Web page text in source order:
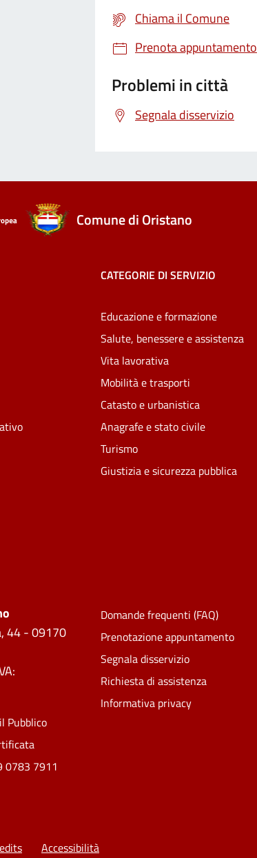
Chiama il Comune
Prenota appuntamento
Problemi in città
Segnala disservizio
Comune di Oristano
CATEGORIE DI SERVIZIO
Educazione e formazione
Salute, benessere e assistenza
Vita lavorativa
Mobilità e trasporti
Catasto e urbanistica
Anagrafe e stato civile
Turismo
Giustizia e sicurezza pubblica
44 - 09170
Pubblico
0783 7911
Domande frequenti (FAQ)
Prenotazione appuntamento
Segnala disservizio
Richiesta di assistenza
Informativa privacy
Accessibilità